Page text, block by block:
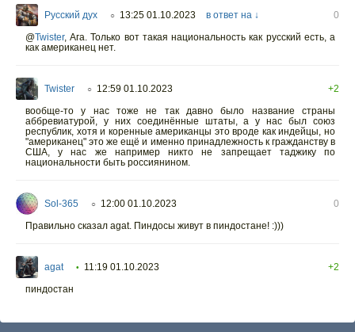
Русский дух ○ 13:25 01.10.2023 в ответ на ↓
0
@Twister, Ага. Только вот такая национальность как русский есть, а
как американец нет.
Twister ○ 12:59 01.10.2023
+2
вообще-то у нас тоже не так давно было название страны
аббревиатурой, у них соединённые штаты, а у нас был союз
республик, хотя и коренные американцы это вроде как индейцы, но
"американец" это же ещё и именно принадлежность к гражданству в
США, у нас же например никто не запрещает таджику по
национальности быть россиянином.
Sol-365 ○ 12:00 01.10.2023
0
Правильно сказал agat. Пиндосы живут в пиндостане! :)))
agat • 11:19 01.10.2023
+2
пиндостан